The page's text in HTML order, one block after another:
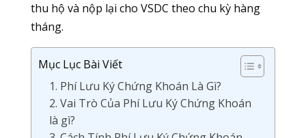
thu hộ và nộp lại cho VSDC theo chu kỳ hàng
tháng.
Mục Lục Bài Viết
1. Phí Lưu Ký Chứng Khoán Là Gì?
2. Vai Trò Của Phí Lưu Ký Chứng Khoán
là gì?